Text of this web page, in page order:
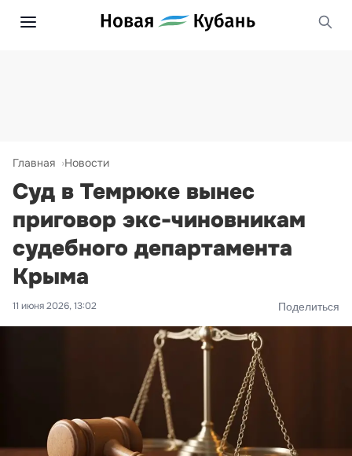
Главная Новости
Суд в Темрюке вынес
приговор экс-чиновникам
судебного департамента
Крыма
11 июня 2026, 13:02 Поделиться